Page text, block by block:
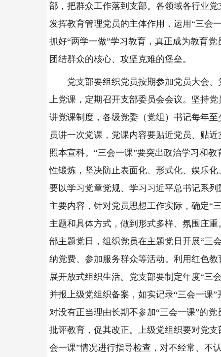
部，把群众工作落到支部。各领域各行业党
发挥教育管理党员的主体作用，运用“三会
抓好“两学一做”学习教育，真正成为教育党
团结群众的核心、攻坚克难的堡垒。
党支部要组织党员按期参加党员大会、
上党课，定期召开支部委员会会议。坚持
讲党课制度，各级党委（党组）书记每年至
员讲一次党课，党课内容要贴近党员、贴
照本宣科。“三会一课”要突出政治学习和教
性锻炼，坚决防止表面化、形式化、娱乐化
要以学习党章党规、学习习近平总书记系列
主要内容，针对党员思想工作实际，确定“
主题和具体方式，做到形式多样、氛围庄重
部主题党日，组织党员在主题党日开展“三
纳党费、参加服务群众等活动。利用红色教
展开放式组织生活。党支部要制定年度“三
并报上级党组织备案，如实记录“三会一课”
对没有正当理由长期不参加“三会一课”的党
批评教育，促其改正。上级党组织要对党支
会一课”情况进行指导检查，对不经常、不